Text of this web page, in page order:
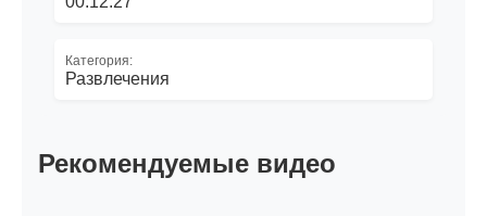
Категория:
Развлечения
Рекомендуемые видео